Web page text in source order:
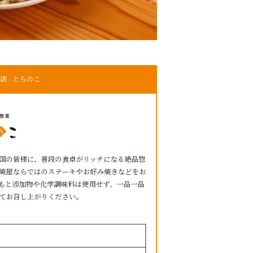
- とらのこ
の皆様に、普段の食卓がリッチになる絶品惣
屋ならではのステーキやお好み焼きなどをお
と添加物や化学調味料は使用せず、一品一品
お召し上がりください。